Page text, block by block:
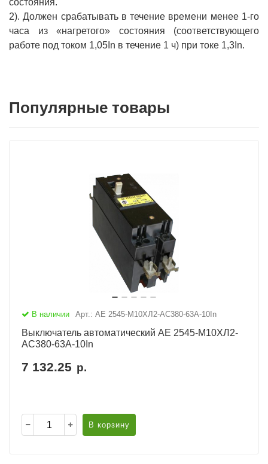
состояния.
2). Должен срабатывать в течение времени менее 1-го
часа из «нагретого» состояния (соответствующего
работе под током 1,05In в течение 1 ч) при токе 1,3In.
Популярные товары
В наличии Арт.: АЕ 2545-М10ХЛ2-AC380-63А-10In
Выключатель автоматический АЕ 2545-М10ХЛ2-
AC380-63А-10In
7 132.25 р.
В корзину